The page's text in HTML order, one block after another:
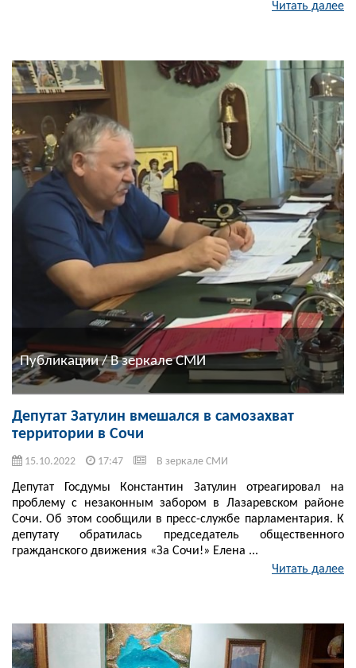
Читать далее
Публикации / В зеркале СМИ
Депутат Затулин вмешался в самозахват
территории в Сочи
15.10.2022 17:47 В зеркале СМИ
Депутат Госдумы Константин Затулин отреагировал на
проблему с незаконным забором в Лазаревском районе
Сочи. Об этом сообщили в пресс-службе парламентария. К
депутату обратилась председатель общественного
гражданского движения «За Сочи!» Елена ...
Читать далее